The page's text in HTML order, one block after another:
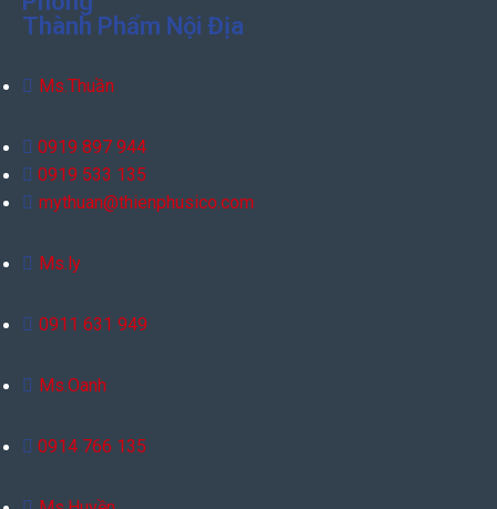
Thành Phẩm Nội Địa
Ms.Thuần
0919 897 944
0919 533 135
mythuan@thienphusico.com
Ms.ly
0911 631 949
Ms.Oanh
0914 766 135